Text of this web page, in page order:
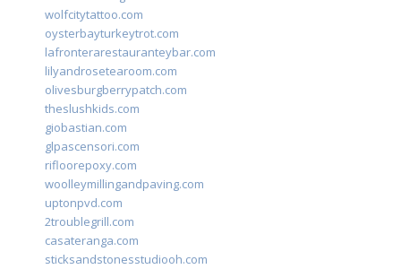
wolfcitytattoo.com
oysterbayturkeytrot.com
lafronterarestauranteybar.com
lilyandrosetearoom.com
olivesburgberrypatch.com
theslushkids.com
giobastian.com
glpascensori.com
rifloorepoxy.com
woolleymillingandpaving.com
uptonpvd.com
2troublegrill.com
casateranga.com
sticksandstonesstudiooh.com